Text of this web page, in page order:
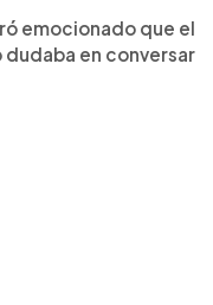
emocionado que el
en conversar